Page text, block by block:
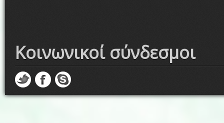
Κοινωνικοί σύνδεσμοι